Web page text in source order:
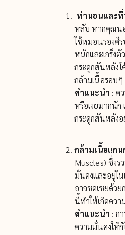
ท่านอนและ
หลับ หากคุณน
ใช้หมอนรองศี
หนักและเกร็ง
กระดูกสันหลังโ
กล้ามเนื้อรอบ
คำแนะนำ : ค
หรือเงยมากนั
กระดูกสันหลัง
กล้ามเนื้อแก
Muscles) ซึ่งร
มั่นคงและอยู่ใ
อาจชดเชยด้ว
นี้ทำให้เกิดควา
คำแนะนำ : ก
ความมั่นคงให้